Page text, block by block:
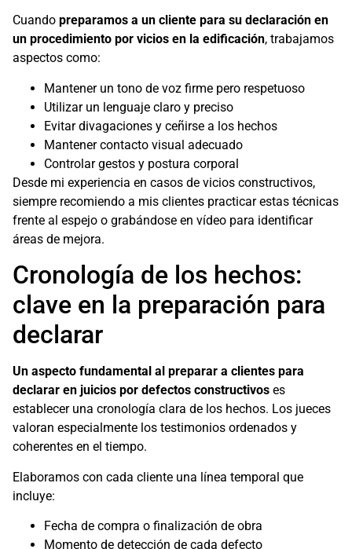
Cuando preparamos a un cliente para su declaración en
un procedimiento por vicios en la edificación, trabajamos
aspectos como:
Mantener un tono de voz firme pero respetuoso
Utilizar un lenguaje claro y preciso
Evitar divagaciones y ceñirse a los hechos
Mantener contacto visual adecuado
Controlar gestos y postura corporal
Desde mi experiencia en casos de vicios constructivos,
siempre recomiendo a mis clientes practicar estas técnicas
frente al espejo o grabándose en vídeo para identificar
áreas de mejora.
Cronología de los hechos:
clave en la preparación para
declarar
Un aspecto fundamental al preparar a clientes para
declarar en juicios por defectos constructivos es
establecer una cronología clara de los hechos. Los jueces
valoran especialmente los testimonios ordenados y
coherentes en el tiempo.
Elaboramos con cada cliente una línea temporal que
incluye:
Fecha de compra o finalización de obra
Momento de detección de cada defecto